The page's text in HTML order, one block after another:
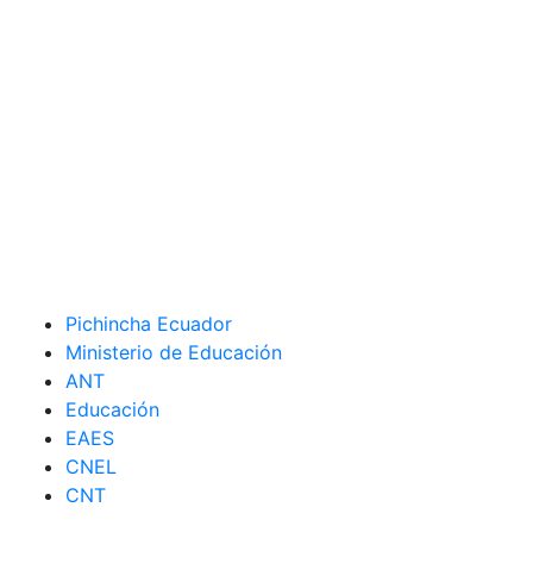
Pichincha Ecuador
Ministerio de Educación
ANT
Educación
EAES
CNEL
CNT